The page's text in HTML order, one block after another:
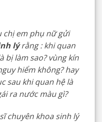
chị em phụ nữ gửi
lýrằng : khi quan
bị làm sao? vùng kín
hiểm không? hay
sau khi quan hệ là
ra nước màu gì?
chuyên khoa sinh lý